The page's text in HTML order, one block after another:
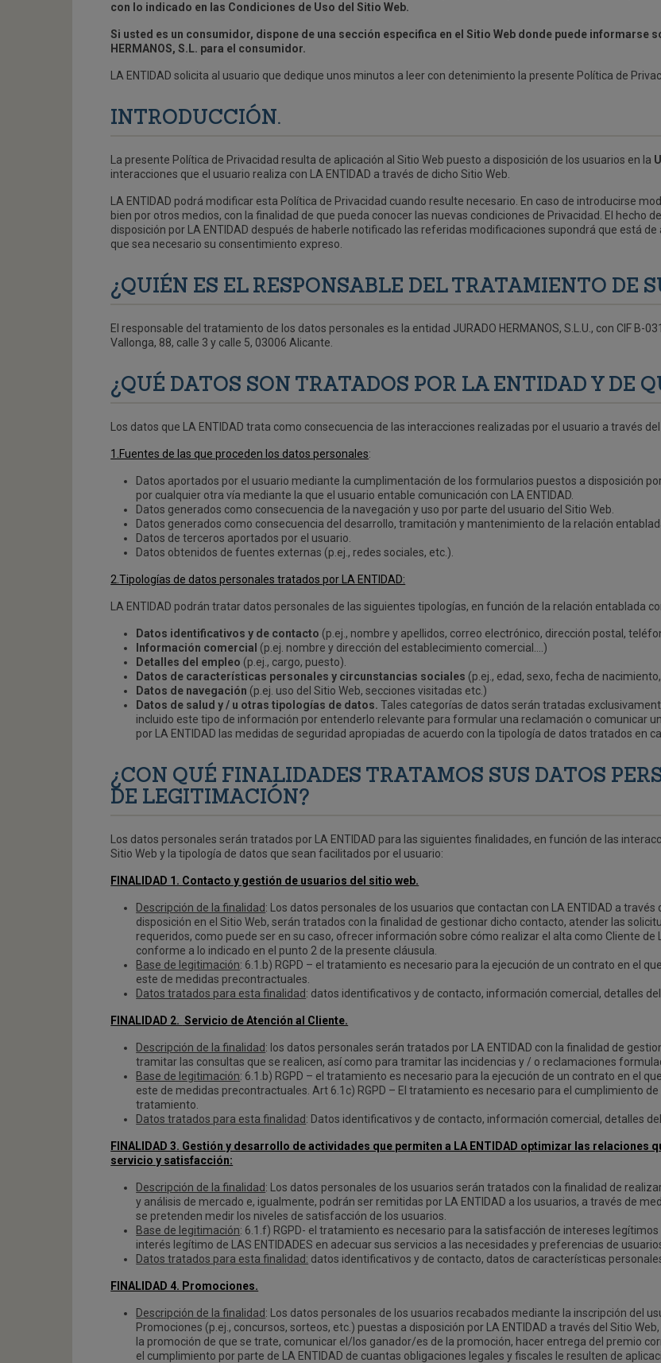
con lo indicado en las Condiciones de Uso del Sitio Web.
Si usted es un consumidor, dispone de una sección especifica en el Sitio Web donde puede informarse
HERMANOS, S.L. para el consumidor.
LA ENTIDAD solicita al usuario que dedique unos minutos a leer con detenimiento la presente Política de
INTRODUCCIÓN.
La presente Política de Privacidad resulta de aplicación al Sitio Web puesto a disposición de los usuarios en la
interacciones que el usuario realiza con LA ENTIDAD a través de dicho Sitio Web.
LA ENTIDAD podrá modificar esta Política de Privacidad cuando resulte necesario. En caso de introducirse
bien por otros medios, con la finalidad de que pueda conocer las nuevas condiciones de Privacidad. El hecho
disposición por LA ENTIDAD después de haberle notificado las referidas modificaciones supondrá que está
que sea necesario su consentimiento expreso.
¿QUIÉN ES EL RESPONSABLE DEL TRATAMIENTO DE
El responsable del tratamiento de los datos personales es la entidad JURADO HERMANOS, S.L.U., con CIF B-
Vallonga, 88, calle 3 y calle 5, 03006 Alicante.
¿QUÉ DATOS SON TRATADOS POR LA ENTIDAD Y DE
Los datos que LA ENTIDAD trata como consecuencia de las interacciones realizadas por el usuario a través
1.Fuentes de las que proceden los datos personales:
Datos aportados por el usuario mediante la cumplimentación de los formularios puestos a disposición
por cualquier otra vía mediante la que el usuario entable comunicación con LA ENTIDAD.
Datos generados como consecuencia de la navegación y uso por parte del usuario del Sitio Web.
Datos generados como consecuencia del desarrollo, tramitación y mantenimiento de la relación
Datos de terceros aportados por el usuario.
Datos obtenidos de fuentes externas (p.ej., redes sociales, etc.).
2.Tipologías de datos personales tratados por LA ENTIDAD:
LA ENTIDAD podrán tratar datos personales de las siguientes tipologías, en función de la relación entablada
Datos identificativos y de contacto (p.ej., nombre y apellidos, correo electrónico, dirección postal,
Información comercial (p.ej. nombre y dirección del establecimiento comercial….)
Detalles del empleo (p.ej., cargo, puesto).
Datos de características personales y circunstancias sociales (p.ej., edad, sexo, fecha de
Datos de navegación (p.ej. uso del Sitio Web, secciones visitadas etc.)
Datos de salud y / u otras tipologías de datos.Tales categorías de datos serán tratadas
incluido este tipo de información por entenderlo relevante para formular una reclamación o comunicar
por LA ENTIDAD las medidas de seguridad apropiadas de acuerdo con la tipología de datos tratados en
¿CON QUÉ FINALIDADES TRATAMOS SUS DATOS
DE LEGITIMACIÓN?
Los datos personales serán tratados por LA ENTIDAD para las siguientes finalidades, en función de las
Sitio Web y la tipología de datos que sean facilitados por el usuario:
FINALIDAD 1. Contacto y gestión de usuarios del sitio web.
Descripción de la finalidad: Los datos personales de los usuarios que contactan con LA ENTIDAD a
disposición en el Sitio Web, serán tratados con la finalidad de gestionar dicho contacto, atender las
requeridos, como puede ser en su caso, ofrecer información sobre cómo realizar el alta como Cliente de
conforme a lo indicado en el punto 2 de la presente cláusula.
Base de legitimación: 6.1.b) RGPD – el tratamiento es necesario para la ejecución de un contrato en el
este de medidas precontractuales.
Datos tratados para esta finalidad: datos identificativos y de contacto, información comercial, detalles
FINALIDAD 2. Servicio de Atención al Cliente.
Descripción de la finalidad: los datos personales serán tratados por LA ENTIDAD con la finalidad de
tramitar las consultas que se realicen, así como para tramitar las incidencias y / o reclamaciones
Base de legitimación: 6.1.b) RGPD – el tratamiento es necesario para la ejecución de un contrato en el
este de medidas precontractuales. Art 6.1c) RGPD – El tratamiento es necesario para el cumplimiento
tratamiento.
Datos tratados para esta finalidad: Datos identificativos y de contacto, información comercial, detalles
FINALIDAD 3. Gestión y desarrollo de actividades que permiten a LA ENTIDAD optimizar las
servicio y satisfacción:
Descripción de la finalidad: Los datos personales de los usuarios serán tratados con la finalidad de
y análisis de mercado e, igualmente, podrán ser remitidas por LA ENTIDAD a los usuarios, a través de
se pretenden medir los niveles de satisfacción de los usuarios.
Base de legitimación: 6.1.f) RGPD- el tratamiento es necesario para la satisfacción de intereses
interés legítimo de LAS ENTIDADES en adecuar sus servicios a las necesidades y preferencias de
Datos tratados para esta finalidad: datos identificativos y de contacto, datos de características
FINALIDAD 4. Promociones.
Descripción de la finalidad: Los datos personales de los usuarios recabados mediante la inscripción del
Promociones (p.ej., concursos, sorteos, etc.) puestas a disposición por LA ENTIDAD a través del Sitio
la promoción de que se trate, comunicar el/los ganador/es de la promoción, hacer entrega del premio
el cumplimiento por parte de LA ENTIDAD de cuantas obligaciones legales y fiscales le resulten de